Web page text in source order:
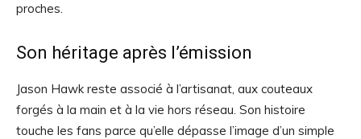
proches.
Son héritage après l’émission
Jason Hawk reste associé à l’artisanat, aux couteaux
forgés à la main et à la vie hors réseau. Son histoire
touche les fans parce qu’elle dépasse l’image d’un simple